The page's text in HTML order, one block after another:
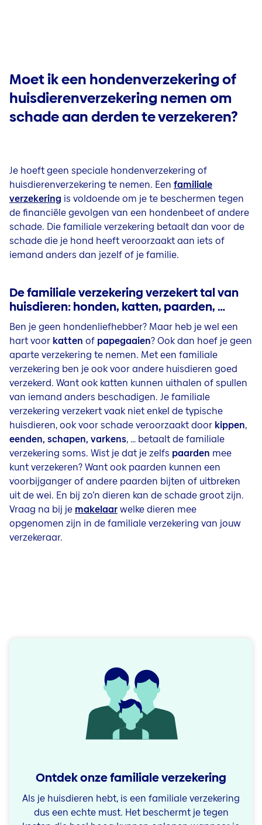
Moet ik een hondenverzekering of
huisdierenverzekering nemen om
schade aan derden te verzekeren?
Je hoeft geen speciale hondenverzekering of
huisdierenverzekering te nemen. Een familiale
verzekering is voldoende om je te beschermen tegen
de financiële gevolgen van een hondenbeet of andere
schade. Die familiale verzekering betaalt dan voor de
schade die je hond heeft veroorzaakt aan iets of
iemand anders dan jezelf of je familie.
De familiale verzekering verzekert tal van
huisdieren: honden, katten, paarden, …
Ben je geen hondenliefhebber? Maar heb je wel een
hart voor katten of papegaaien? Ook dan hoef je geen
aparte verzekering te nemen. Met een familiale
verzekering ben je ook voor andere huisdieren goed
verzekerd. Want ook katten kunnen uithalen of spullen
van iemand anders beschadigen. Je familiale
verzekering verzekert vaak niet enkel de typische
huisdieren, ook voor schade veroorzaakt door kippen,
eenden, schapen, varkens, … betaalt de familiale
verzekering soms. Wist je dat je zelfs paarden mee
kunt verzekeren? Want ook paarden kunnen een
voorbijganger of andere paarden bijten of uitbreken
uit de wei. En bij zo’n dieren kan de schade groot zijn.
Vraag na bij je makelaarwelke dieren mee
opgenomen zijn in de familiale verzekering van jouw
verzekeraar.
Ontdek onze familiale verzekering
Als je huisdieren hebt, is een familiale verzekering
dus een echte must. Het beschermt je tegen